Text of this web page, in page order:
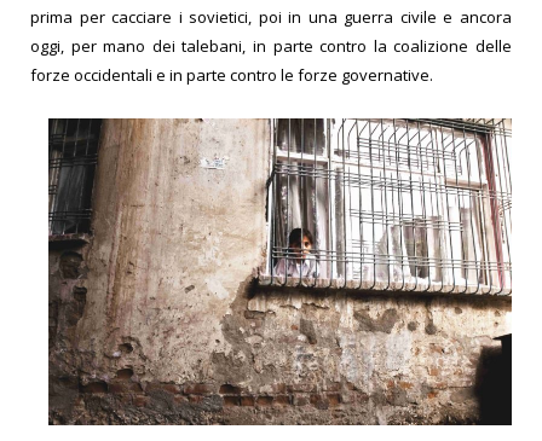
prima per cacciare i sovietici, poi in una guerra civile e ancora
oggi, per mano dei talebani, in parte contro la coalizione delle
forze occidentali e in parte contro le forze governative.